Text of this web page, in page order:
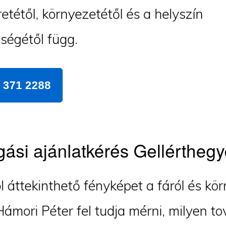
környezetétől és a helyszín
függ.
371 2288
ajánlatkérés
áttekinthető fényképet a fáról és
Péter fel tudja mérni, milyen